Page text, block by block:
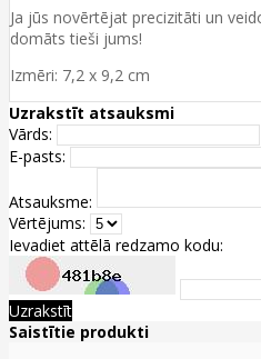
Ja jūs novērtējat precizitāti un
domāts tieši jums!
Izmēri: 7,2 x 9,2 cm
Uzrakstīt atsauksmi
Vārds:
E-pasts:
Atsauksme:
Vērtējums:
Ievadiet attēlā redzamo kodu:
Uzrakstīt
Saistītie produkti